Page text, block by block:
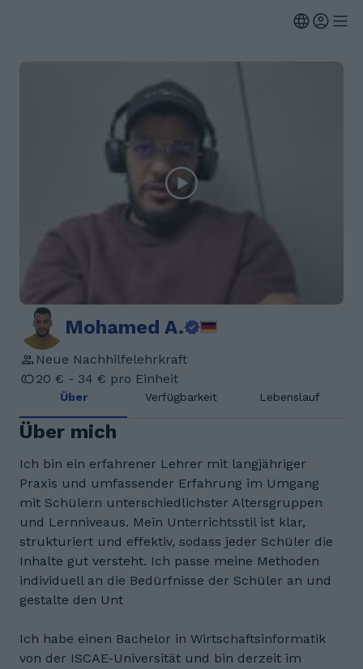
Mohamed A.
Neue Nachhilfelehrkraft
20 € - 34 € pro Einheit
Über Verfügbarkeit Lebenslauf
Über mich
Ich bin ein erfahrener Lehrer mit langjähriger
Praxis und umfassender Erfahrung im Umgang
mit Schülern unterschiedlichster Altersgruppen
und Lernniveaus. Mein Unterrichtsstil ist klar,
strukturiert und effektiv, sodass jeder Schüler die
Inhalte gut versteht. Ich passe meine Methoden
individuell an die Bedürfnisse der Schüler an und
gestalte den Unt
Ich habe einen Bachelor in Wirtschaftsinformatik
von der ISCAE-Universität und bin derzeit im